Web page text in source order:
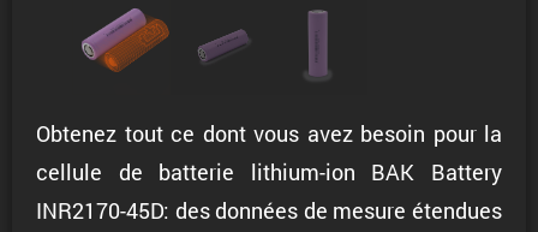
Obtenez tout ce dont vous avez besoin pour la
cellule de batterie lithium-ion BAK Battery
INR2170-45D: des données de mesure étendues